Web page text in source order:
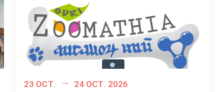
23 oct. 24 oct. 2026